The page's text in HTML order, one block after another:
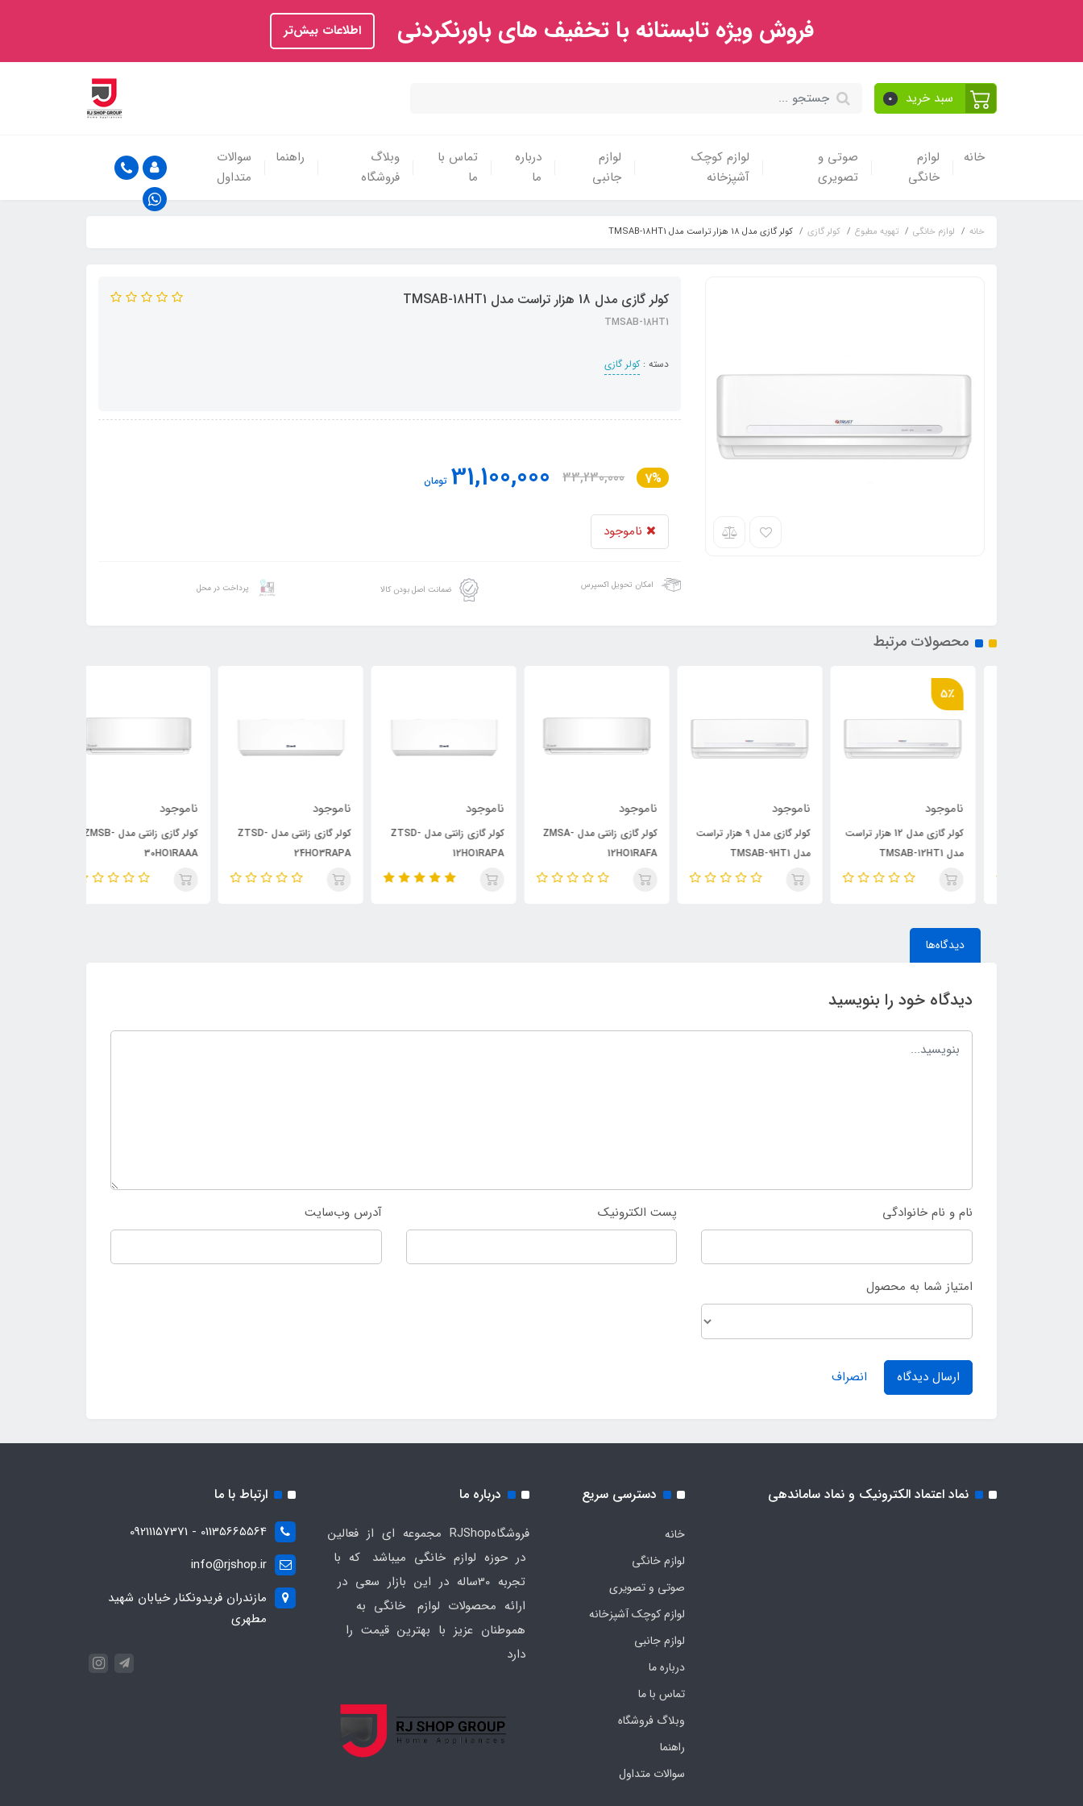
فروش ویژه تابستانه با تخفیف های باورنکردنی اطلاعات بیش‌تر
سبد خرید 0
خانه
لوازم
خانگی
صوتی و
تصویری
لوازم کوچک
آشپزخانه
لوازم
جانبی
درباره
ما
تماس با
ما
وبلاگ
فروشگاه
راهنما
سوالات
متداول
خانه لوازم خانگی تهویه مطبوع کولر گازی کولر گازی مدل 18 هزار تراست مدل TMSAB-18HT1
کولر گازی مدل 18 هزار تراست مدل TMSAB-18HT1
TMSAB-18HT1
دسته :کولر گازی
7%
33,230,000
31,100,000 تومان
ناموجود
امکان تحویل اکسپرس ضمانت اصل بودن کالا پرداخت در محل
محصولات مرتبط
5٪
ناموجود
کولر گازی مدل 12 هزار تراست
ناموجود
کولر گازی مدل 9 هزار تراست
ناموجود
کولر گازی زانتی مدل ZMSA-
12HO1RAFA
ناموجود
کولر گازی زانتی مدل ZTSD-
12HO1RAPA
ناموجود
کولر گازی زانتی مدل ZTSD-
24HO3RAPA
ناموجود
کولر گازی زانتی مدل ZMSB-
30HO1RAAA
دیدگاه‌ها
دیدگاه خود را بنویسید
نام و نام خانوادگی پست الکترونیک آدرس وب‌سایت
امتیاز شما به محصول
ارسال دیدگاه انصراف
نماد اعتماد الکترونیک و نماد ساماندهی دسترسی سریع
خانه
لوازم خانگی
صوتی و تصویری
لوازم کوچک آشپزخانه
لوازم جانبی
درباره ما
تماس با ما
وبلاگ فروشگاه
راهنما
سوالات متداول
درباره ما
فروشگاهRJShop مجموعه ای از فعالین
در حوزه لوازم خانگی میباشد که با
تجربه 30ساله در این بازار سعی در
ارائه محصولات لوازم خانگی به
هموطنان عزیز با بهترین قیمت را
دارد
ارتباط با ما
01135665564 - 09211157371
info@rjshop.ir
مازندران فریدونکنار خیابان شهید
مطهری